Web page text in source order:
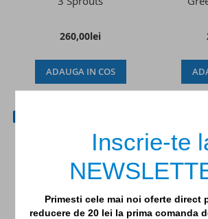
Inscrie-te
Primesti cele mai noi oferte direct
reducere de 20 lei la prima comanda
260,00lei
ADAUGA IN COS
DE
COMPARARE